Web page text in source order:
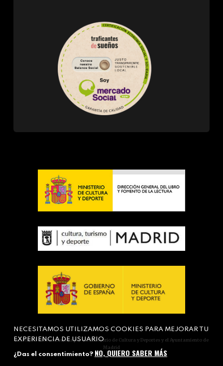
Actividad subvencionada por el Ministerio de Cultura y Deportes y el Ayuntamiento de
Madrid
NECESITAMOS UTILIZAMOS COOKIES PARA MEJORAR TU
EXPERIENCIA DE USUARIO
¿Das el consentimiento? NO, QUIERO SABER MÁS